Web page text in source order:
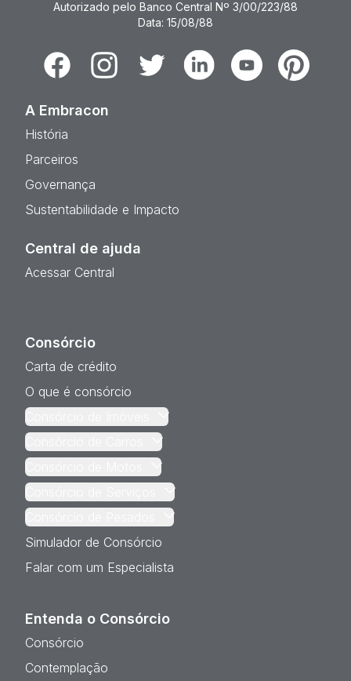
Autorizado pelo Banco Central Nº 3/00/223/88
Data: 15/08/88
FacebookInstagramTwitter LinkedinYoutubePinterest
A Embracon
História
Parceiros
Governança
Sustentabilidade e Impacto
Central de ajuda
Acessar Central
Consórcio
Carta de crédito
O que é consórcio
Simulador de Consórcio
Falar com um Especialista
Entenda o Consórcio
Consórcio
Contemplação